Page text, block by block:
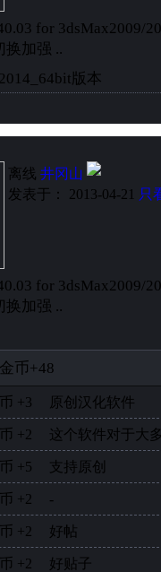
for 3dsMax2009/
换加强 ..
版本
离线 井冈山
发表于： 2013-04-21 只
for 3dsMax2009/
换加强 ..
金币+48
+3 原创汉化软件
+2 这个软件对于大
+5 支持原创
+2 -
+2 好帖
+2 好贴子